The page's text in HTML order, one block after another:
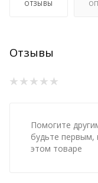
ОТЗЫВЫ
Отзывы
Помогите
будьте первым,
этом товаре